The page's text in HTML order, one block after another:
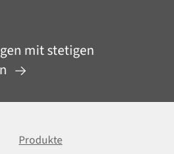
mit stetigen
Produkte